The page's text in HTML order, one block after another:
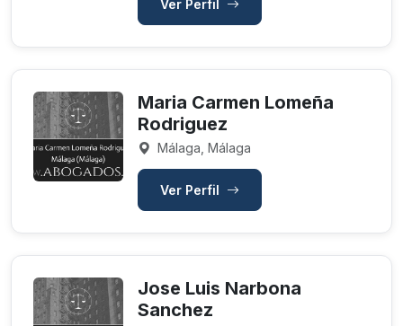
Ver Perfil
Maria Carmen Lomeña
Rodriguez
Málaga, Málaga
Ver Perfil
Jose Luis Narbona
Sanchez